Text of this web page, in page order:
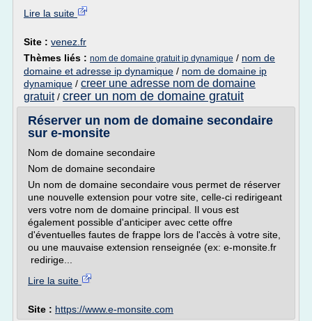
Lire la suite
Site : venez.fr
Thèmes liés : nom de domaine gratuit ip dynamique / nom de
domaine et adresse ip dynamique / nom de domaine ip
dynamique / creer une adresse nom de domaine
gratuit/ creer un nom de domaine gratuit
Réserver un nom de domaine secondaire
sur e-monsite
Nom de domaine secondaire
Nom de domaine secondaire
Un nom de domaine secondaire vous permet de réserver
une nouvelle extension pour votre site, celle-ci redirigeant
vers votre nom de domaine principal. Il vous est
également possible d'anticiper avec cette offre
d'éventuelles fautes de frappe lors de l'accès à votre site,
ou une mauvaise extension renseignée (ex: e-monsite.fr
redirige...
Lire la suite
Site : https://www.e-monsite.com